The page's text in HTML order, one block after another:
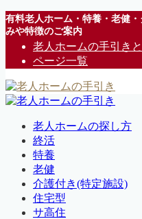
有料老人ホーム・特養・老健
みや特徴のご案内
老人ホームの手引き
ページ一覧
老人ホームの探し方
終活
特養
老健
介護付き(特定施設)
住宅型
サ高住